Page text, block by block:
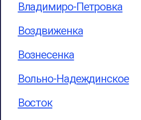
Владимиро-Петровка
Воздвиженка
Вознесенка
Вольно-Надеждинское
Восток